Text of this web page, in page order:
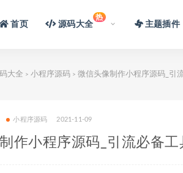
首页 源码大全
热
主题插件
大全 > 小程序源码 > 微信头像制作小程序源码_引
小程序源码 2021-11-09
作小程序源码_引流必备工